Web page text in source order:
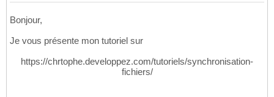
Bonjour,
Je vous présente mon tutoriel sur
https://chrtophe.developpez.com/tutoriels/synchronisation-
fichiers/